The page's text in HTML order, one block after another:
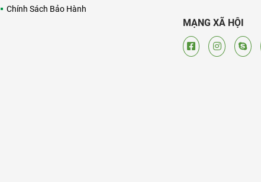
Chính Sách Bảo Hành
MẠNG XÃ HỘI